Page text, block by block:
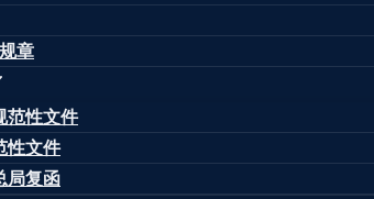
章
范性文件
性文件
局复函
明，010-64463730。
#国务院安全生产委员会#国务院安委会#国